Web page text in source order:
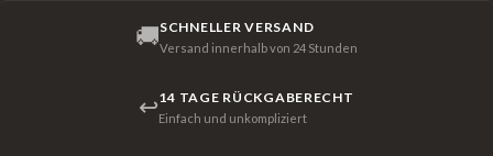
🚚SCHNELLER VERSAND
Versand innerhalb von 24 Stunden
↩14 TAGE RÜCKGABERECHT
Einfach und unkompliziert